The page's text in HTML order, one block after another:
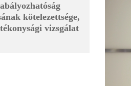
kötelezettsége,
vizsgálat